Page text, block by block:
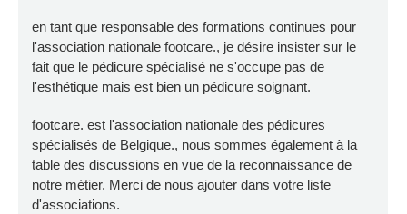
en tant que responsable des formations continues pour
l'association nationale footcare., je désire insister sur le
fait que le pédicure spécialisé ne s'occupe pas de
l'esthétique mais est bien un pédicure soignant.
footcare. est l'association nationale des pédicures
spécialisés de Belgique., nous sommes également à la
table des discussions en vue de la reconnaissance de
notre métier. Merci de nous ajouter dans votre liste
d'associations.